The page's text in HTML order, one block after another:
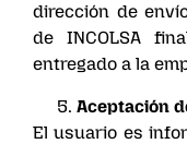
dirección de
de INCOLSA
entregado a la
Aceptación
El usuario es